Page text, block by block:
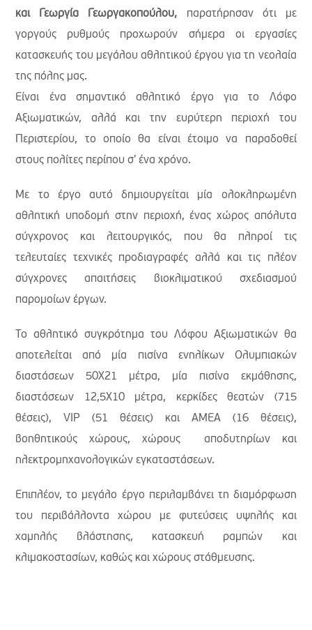
και Γεωργία Γεωργακοπούλου, παρατήρησαν ότι με
γοργούς ρυθμούς προχωρούν σήμερα οι εργασίες
κατασκευής του μεγάλου αθλητικού έργου για τη νεολαία
της πόλης μας.
Είναι ένα σημαντικό αθλητικό έργο για το Λόφο
Αξιωματικών, αλλά και την ευρύτερη περιοχή του
Περιστερίου, το οποίο θα είναι έτοιμο να παραδοθεί
στους πολίτες περίπου σ' ένα χρόνο.
Με το έργο αυτό δημιουργείται μία ολοκληρωμένη
αθλητική υποδομή στην περιοχή, ένας χώρος απόλυτα
σύγχρονος και λειτουργικός, που θα πληροί τις
τελευταίες τεχνικές προδιαγραφές αλλά και τις πλέον
σύγχρονες απαιτήσεις βιοκλιματικού σχεδιασμού
παρομοίων έργων.
Το αθλητικό συγκρότημα του Λόφου Αξιωματικών θα
αποτελείται από μία πισίνα ενηλίκων Ολυμπιακών
διαστάσεων 50Χ21 μέτρα, μία πισίνα εκμάθησης,
διαστάσεων 12,5Χ10 μέτρα, κερκίδες θεατών (715
θέσεις), VIP (51 θέσεις) και ΑΜΕΑ (16 θέσεις),
βοηθητικούς χώρους, χώρους αποδυτηρίων και
ηλεκτρομηχανολογικών εγκαταστάσεων.
Επιπλέον, το μεγάλο έργο περιλαμβάνει τη διαμόρφωση
του περιβάλλοντα χώρου με φυτεύσεις υψηλής και
χαμηλής βλάστησης, κατασκευή ραμπών και
κλιμακοστασίων, καθώς και χώρους στάθμευσης.